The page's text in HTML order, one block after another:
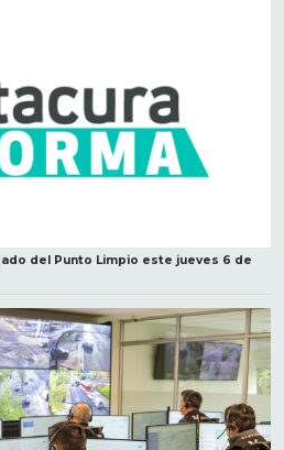
del Punto Limpio este jueves 6 de